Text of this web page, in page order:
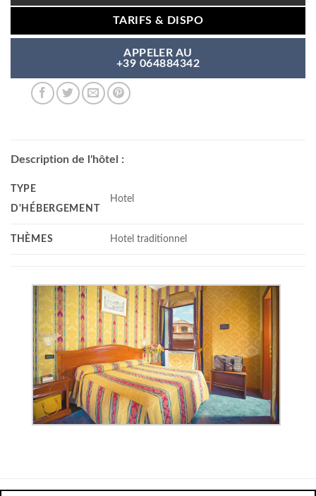
TARIFS & DISPO
APPELER AU
+39 064884342
Description de l'hôtel :
TYPE
D'HÉBERGEMENT
Hotel
THÈMES Hotel traditionnel